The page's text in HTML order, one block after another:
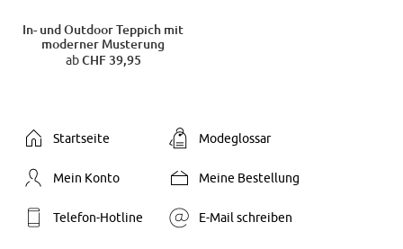
In- und Outdoor Teppich mit
moderner Musterung
abCHF 39,95
Startseite Modeglossar
Mein Konto Meine Bestellung
Telefon-Hotline E-Mail schreiben